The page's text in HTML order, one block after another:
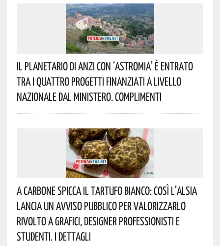
Il Planetario Di Anzi Con ‘Astromia’ È Entrato
Tra I Quattro Progetti Finanziati A Livello
Nazionale Dal Ministero. Complimenti
A Carbone Spicca Il Tartufo Bianco: Così L’Alsia
Lancia Un Avviso Pubblico Per Valorizzarlo
Rivolto A Grafici, Designer Professionisti E
Studenti. I Dettagli